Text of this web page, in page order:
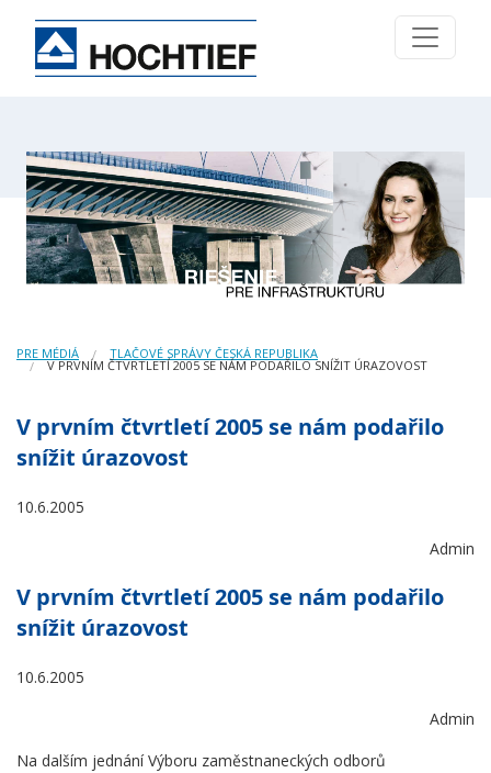
PRE MÉDIÁ TLAČOVÉ SPRÁVY ČESKÁ REPUBLIKA
V PRVNÍM ČTVRTLETÍ 2005 SE NÁM PODAŘILO SNÍŽIT ÚRAZOVOST
V prvním čtvrtletí 2005 se nám podařilo
snížit úrazovost
10.6.2005
Admin
V prvním čtvrtletí 2005 se nám podařilo
snížit úrazovost
10.6.2005
Admin
Na dalším jednání Výboru zaměstnaneckých odborů